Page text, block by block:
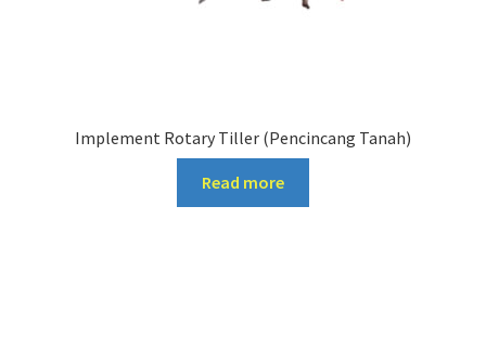
Implement Rotary Tiller (Pencincang Tanah)
Read more